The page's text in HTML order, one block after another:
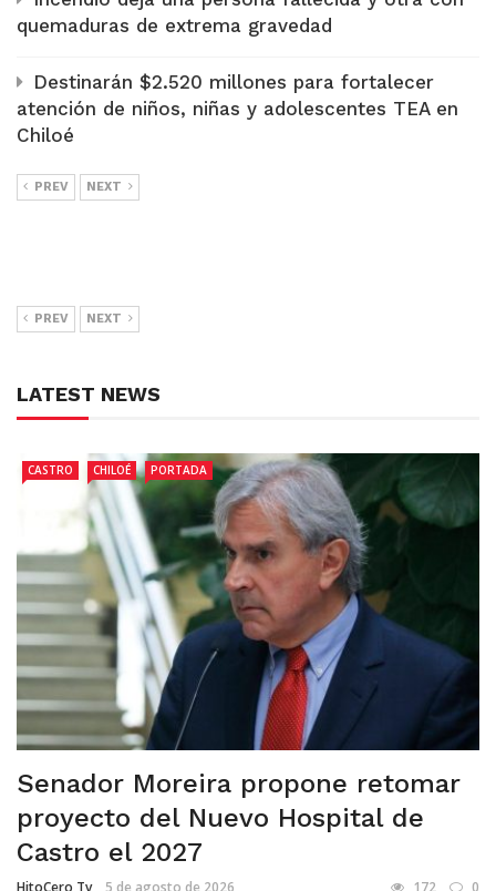
quemaduras de extrema gravedad
Destinarán $2.520 millones para fortalecer
atención de niños, niñas y adolescentes TEA en
Chiloé
PREV NEXT
PREV NEXT
LATEST NEWS
CASTRO CHILOÉ PORTADA
Senador Moreira propone retomar
proyecto del Nuevo Hospital de
Castro el 2027